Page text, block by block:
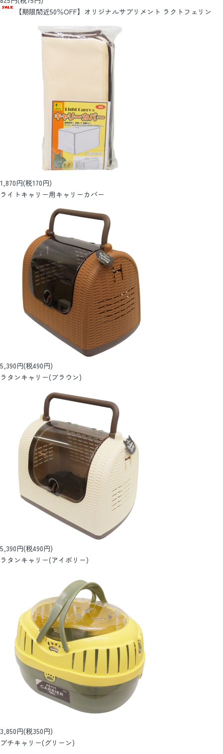
【期限間近50％OFF】オリジナルサプリメント ラクトフェリン
1,870円(税170円)
ライトキャリー用キャリーカバー
5,390円(税490円)
ラタンキャリー(ブラウン)
5,390円(税490円)
ラタンキャリー(アイボリー)
3,850円(税350円)
プチキャリー(グリーン)